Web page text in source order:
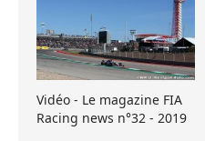
Vidéo - Le magazine FIA
Racing news n°32 - 2019